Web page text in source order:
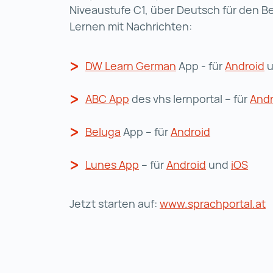
Niveaustufe C1, über Deutsch für den
Lernen mit Nachrichten:
DW Learn German DW Learn
App - fürAndroid
ABC App ABC App (wird in einer
des vhs lernportal – für
Beluga Beluga (wird in einer neuen
App – fürAndroid
Lunes App Lunes App (wird in einer
– fürAndroid Android
und iOS
Jetzt starten auf: www.sprachportal.at